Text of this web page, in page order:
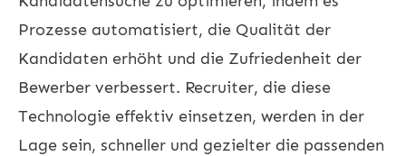
Prozesse automatisiert, die Qualität der
Kandidaten erhöht und die Zufriedenheit der
Bewerber verbessert. Recruiter, die diese
Technologie effektiv einsetzen, werden in der
Lage sein, schneller und gezielter die passenden